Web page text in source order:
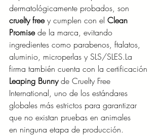
dermatológicamente probados, son
cruelty free y cumplen con el Clean
Promise de la marca, evitando
ingredientes como parabenos, ftalatos,
aluminio, microperlas y SLS/SLES.La
firma también cuenta con la certificación
Leaping Bunny de Cruelty Free
International, uno de los estándares
globales más estrictos para garantizar
que no existan pruebas en animales
en ninguna etapa de producción.